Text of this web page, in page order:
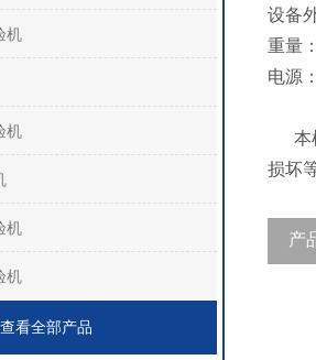
机
机
机
机
查看全部产品
设备
重量
电源
本
损坏
产